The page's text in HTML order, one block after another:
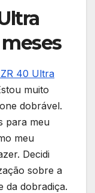
meses
40 Ultra
muito
dobrável.
para meu
meu
Decidi
sobre a
da dobradiça.